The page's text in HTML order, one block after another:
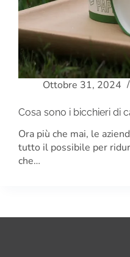
Ottobre 31, 2024
Cosa sono i bicchieri di
Ora più che mai, le
tutto il possibile per
che…